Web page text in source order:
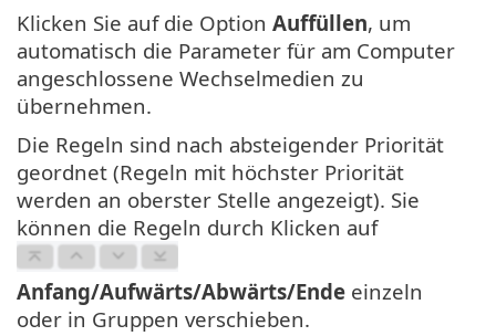
Klicken Sie auf die Option Auffüllen, um
automatisch die Parameter für am Computer
angeschlossene Wechselmedien zu
übernehmen.
Die Regeln sind nach absteigender Priorität
geordnet (Regeln mit höchster Priorität
werden an oberster Stelle angezeigt). Sie
können die Regeln durch Klicken auf
Anfang/Aufwärts/Abwärts/Ende einzeln
oder in Gruppen verschieben.